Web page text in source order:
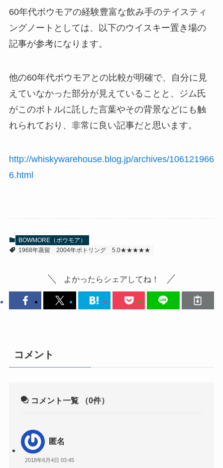
60年代ボウモアの経験豊富な飲み手のテイスティ
ングノートとしては、以下のウイスキー置き場の
記事が参考になります。
他の60年代ボウモアとの比較が明確で、自分に見
えていなかった部分が見えていることと、ジム氏
がこのボトルに託した言葉やその背景などにも触
れられており、非常に良い記事だと思います。
http://whiskywarehouse.blog.jp/archives/106121966
6.html
BOWMORE（ボウモア）
1968年蒸留
2004年ボトリング 5.0★★★★★
よかったらシェアしてね！
コメント
コメント一覧 （0件）
匿名
2018年6月4日 03:45